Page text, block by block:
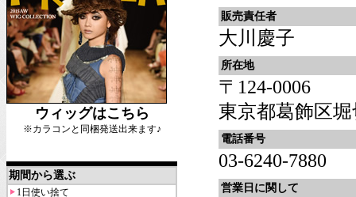
ウィッグはこちら
※カラコンと同梱発送出来ます♪
期間から選ぶ
1日使い捨て
販売責任者
大川慶子
所在地
〒124-0006
東京都葛飾区堀
電話番号
03-6240-7880
営業日に関して